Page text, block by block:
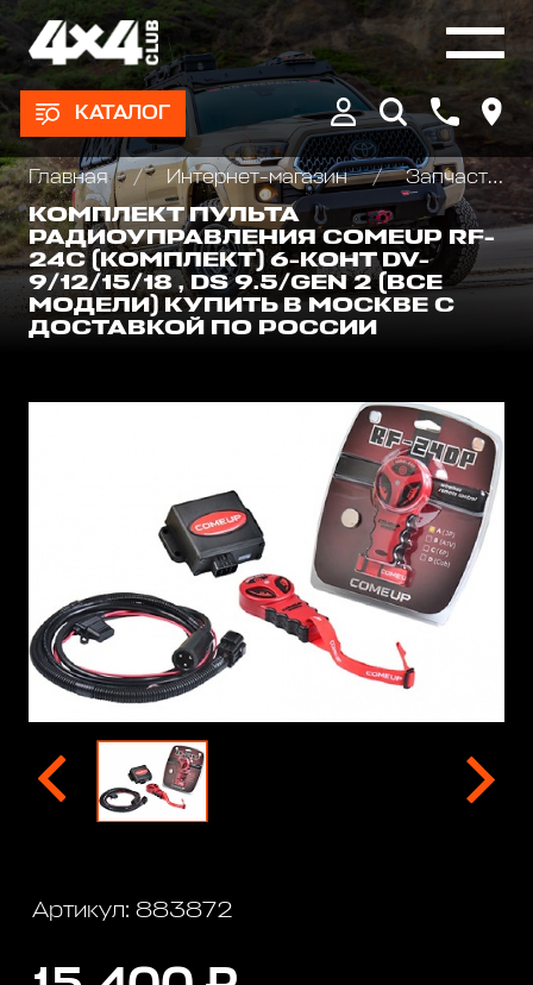
КАТАЛОГ
Главная Интернет-магазин
Запчасти и Аксессуары для лебедок
КОМПЛЕКТ ПУЛЬТА
РАДИОУПРАВЛЕНИЯ COMEUP RF-
24C (КОМПЛЕКТ) 6-КОНТ DV-
9/12/15/18 , DS 9.5/GEN 2 (ВСЕ
МОДЕЛИ) КУПИТЬ В МОСКВЕ С
ДОСТАВКОЙ ПО РОССИИ
Артикул: 883872